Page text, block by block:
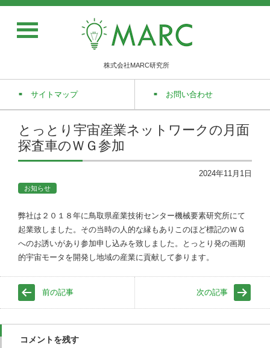
株式会社MARC研究所
サイトマップ お問い合わせ
とっとり宇宙産業ネットワークの月面
探査車のＷＧ参加
2024年11月1日
お知らせ
弊社は２０１８年に鳥取県産業技術センター機械要素研究所にて
起業致しました。その当時の人的な縁もありこのほど標記のＷＧ
へのお誘いがあり参加申し込みを致しました。とっとり発の画期
的宇宙モータを開発し地域の産業に貢献して参ります。
前の記事 次の記事
コメントを残す